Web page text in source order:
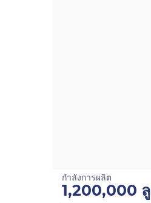
กำลังการผลิต
1,200,000